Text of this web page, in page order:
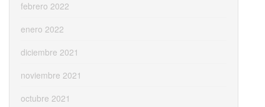
febrero 2022
enero 2022
diciembre 2021
noviembre 2021
octubre 2021